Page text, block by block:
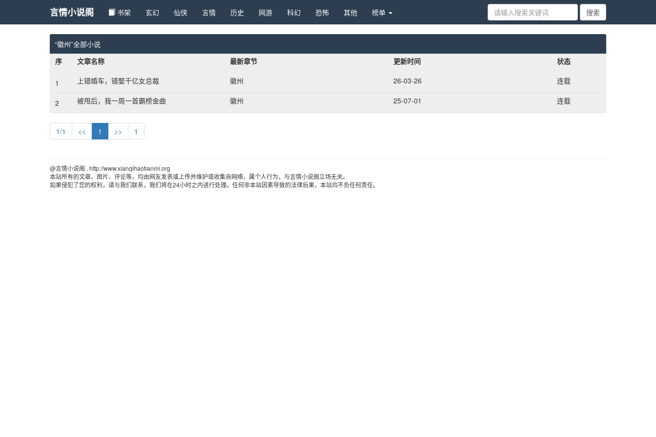
言情小说阁 书架 玄幻 仙侠 言情 历史 网游 科幻 恐怖 其他 榜单
“徽州”全部小说
序
文章名称 最新章节 更新时间 状态
1 上错婚车，错娶千亿女总裁 徽州 26-03-26 连载
2 被甩后，我一周一首霸榜金曲 徽州 25-07-01 连载
1/1 << 1 >> 1
@言情小说阁 . http://www.xianqihaotianmi.org
本站所有的文章、图片、评论等，均由网友发表或上传并维护或收集自网络，属个人行为，与言情小说阁立场无关。
如果侵犯了您的权利，请与我们联系，我们将在24小时之内进行处理。任何非本站因素导致的法律后果，本站均不负任何责任。